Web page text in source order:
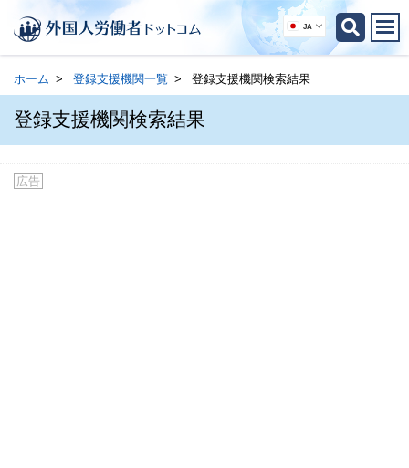
JA
ホーム 登録支援機関一覧 登録支援機関検索結果
登録支援機関検索結果
広告